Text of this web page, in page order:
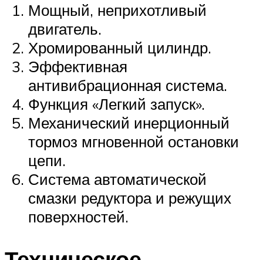
Мощный, неприхотливый
двигатель.
Хромированный цилиндр.
Эффективная
антивибрационная система.
Функция «Легкий запуск».
Механический инерционный
тормоз мгновенной остановки
цепи.
Система автоматической
смазки редуктора и режущих
поверхностей.